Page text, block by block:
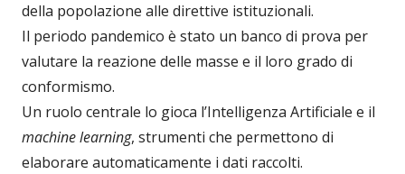
della popolazione alle direttive istituzionali.
Il periodo pandemico è stato un banco di prova per
valutare la reazione delle masse e il loro grado di
conformismo.
Un ruolo centrale lo gioca l’Intelligenza Artificiale e il
machine learning, strumenti che permettono di
elaborare automaticamente i dati raccolti.